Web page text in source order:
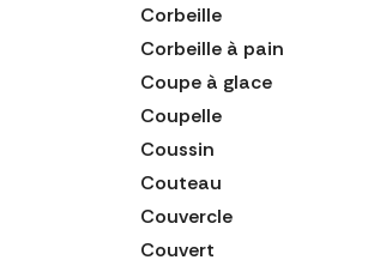
Corbeille
Corbeille à pain
Coupe à glace
Coupelle
Coussin
Couteau
Couvercle
Couvert